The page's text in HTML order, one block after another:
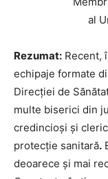
al
Rezumat: Recent,
echipaje formate
Direcției de
multe biserici din
credincioși și
protecție sanitară.
deoarece și mai